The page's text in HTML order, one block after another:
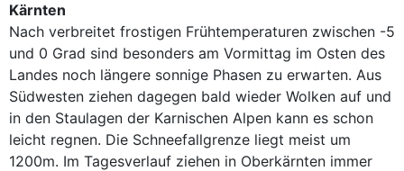
Kärnten
Nach verbreitet frostigen Frühtemperaturen zwischen -5
und 0 Grad sind besonders am Vormittag im Osten des
Landes noch längere sonnige Phasen zu erwarten. Aus
Südwesten ziehen dagegen bald wieder Wolken auf und
in den Staulagen der Karnischen Alpen kann es schon
leicht regnen. Die Schneefallgrenze liegt meist um
1200m. Im Tagesverlauf ziehen in Oberkärnten immer